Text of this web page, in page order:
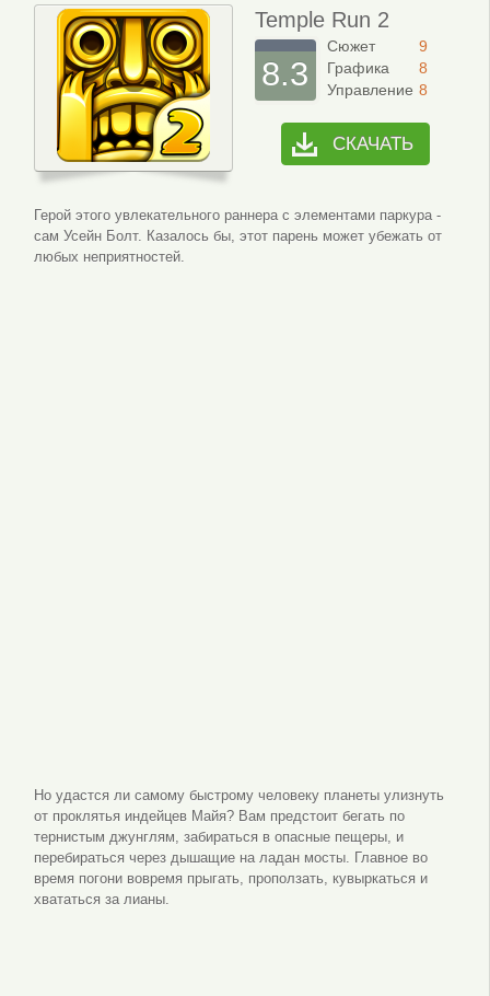
Temple Run 2
8.3
Сюжет
Графика
Управление
9
8
8
СКАЧАТЬ
Герой этого увлекательного раннера с элементами паркура -
сам Усейн Болт. Казалось бы, этот парень может убежать от
любых неприятностей.
Но удастся ли самому быстрому человеку планеты улизнуть
от проклятья индейцев Майя? Вам предстоит бегать по
тернистым джунглям, забираться в опасные пещеры, и
перебираться через дышащие на ладан мосты. Главное во
время погони вовремя прыгать, проползать, кувыркаться и
хвататься за лианы.